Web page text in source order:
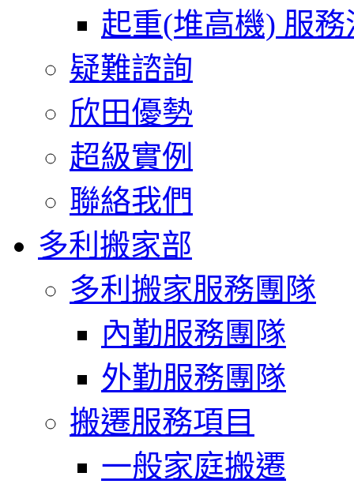
起重(堆高機) 服務
疑難諮詢
欣田優勢
超級實例
聯絡我們
多利搬家部
多利搬家服務團隊
內勤服務團隊
外勤服務團隊
搬遷服務項目
一般家庭搬遷